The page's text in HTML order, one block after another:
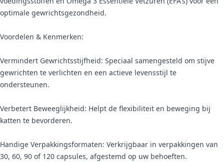
optimale gewrichtsgezondheid.
Voordelen & Kenmerken:
Vermindert Gewrichtsstijfheid: Speciaal samengesteld om stijve
gewrichten te verlichten en een actieve levensstijl te
ondersteunen.
Verbetert Beweeglijkheid: Helpt de flexibiliteit en beweging bij
katten te bevorderen.
Handige Verpakkingsformaten: Verkrijgbaar in verpakkingen van
30, 60, 90 of 120 capsules, afgestemd op uw behoeften.